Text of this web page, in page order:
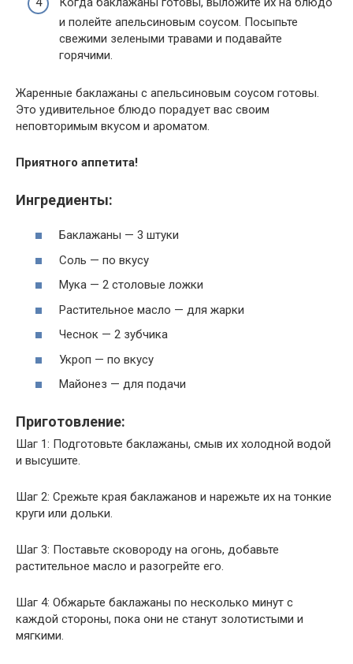
и полейте апельсиновым соусом. Посыпьте
свежими зелеными травами и подавайте
горячими.
Жаренные баклажаны с апельсиновым соусом готовы.
Это удивительное блюдо порадует вас своим
неповторимым вкусом и ароматом.
Приятного аппетита!
Ингредиенты:
Баклажаны — 3 штуки
Соль — по вкусу
Мука — 2 столовые ложки
Растительное масло — для жарки
Чеснок — 2 зубчика
Укроп — по вкусу
Майонез — для подачи
Приготовление:
Шаг 1: Подготовьте баклажаны, смыв их холодной водой
и высушите.
Шаг 2: Срежьте края баклажанов и нарежьте их на тонкие
круги или дольки.
Шаг 3: Поставьте сковороду на огонь, добавьте
растительное масло и разогрейте его.
Шаг 4: Обжарьте баклажаны по несколько минут с
каждой стороны, пока они не станут золотистыми и
мягкими.